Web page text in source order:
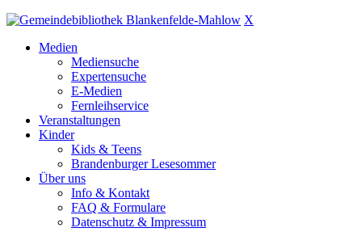
X
Medien
Mediensuche
Expertensuche
E-Medien
Fernleihservice
Veranstaltungen
Kinder
Kids & Teens
Brandenburger Lesesommer
Über uns
Info & Kontakt
FAQ & Formulare
Datenschutz & Impressum